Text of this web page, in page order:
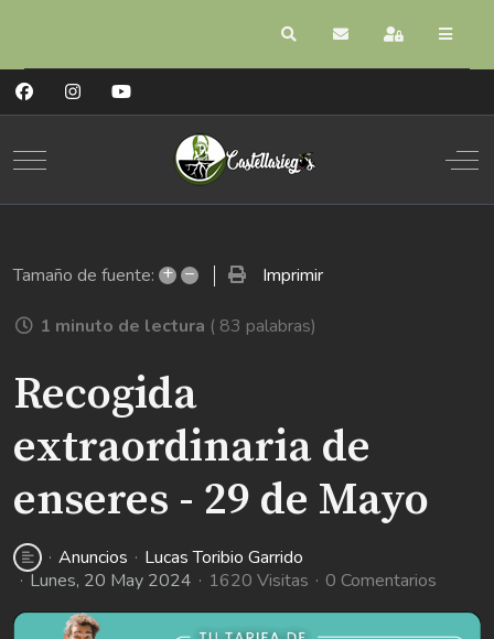
BuscarSuscribirse a las
Registrarse
Mobile Menu Toggle
Tamaño de fuente: + – Imprimir
1 minuto de lectura ( 83 palabras)
Recogida
extraordinaria de
enseres - 29 de Mayo
Anuncios
Lucas Toribio Garrido
Lunes, 20 May 2024
1620 Visitas 0 Comentarios